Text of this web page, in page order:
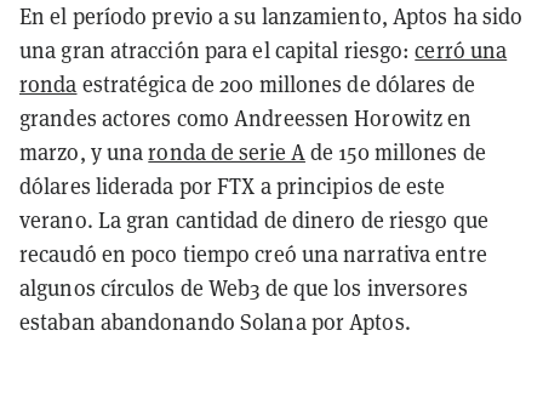
En el período previo a su lanzamiento, Aptos ha sido
una gran atracción para el capital riesgo:cerró una
ronda estratégica de 200 millones de dólares de
grandes actores como Andreessen Horowitz en
marzo, y unaronda de serie Ade 150 millones de
dólares liderada por FTX a principios de este
verano. La gran cantidad de dinero de riesgo que
recaudó en poco tiempo creó una narrativa entre
algunos círculos de Web3 de que los inversores
estaban abandonando Solana por Aptos.